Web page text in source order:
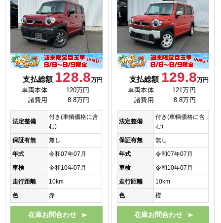
支払総額 128.8万円
車両本体
120万円
諸費用
8.8万円
法定整備
付き(車輌価格に含
む)
保証有無
無し
年式
令和07年07月
車検
令和10年07月
走行距離
10km
色
赤
在庫お問合わせ
支払総額 129.8万円
車両本体
121万円
諸費用
8.8万円
法定整備
付き(車輌価格に含
む)
保証有無
無し
年式
令和07年07月
車検
令和10年07月
走行距離
10km
色
橙
在庫お問合わせ